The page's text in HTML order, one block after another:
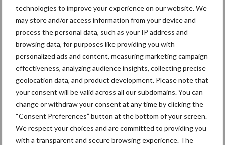
technologies to improve your experience on our website. We
may store and/or access information from your device and
process the personal data, such as your IP address and
browsing data, for purposes like providing you with
personalized ads and content, measuring marketing campaign
effectiveness, analyzing audience insights, collecting precise
geolocation data, and product development. Please note that
your consent will be valid across all our subdomains. You can
change or withdraw your consent at any time by clicking the
“Consent Preferences” button at the bottom of your screen.
We respect your choices and are committed to providing you
with a transparent and secure browsing experience. The
Sidebar
6 aug
"Hoge verwachtingen van schijven
voor kouters"
5 aug
Albourgh Tyres breidt uit naar
nieuwe marktsegmenten
Caterpillar breidt gamma
elektrische bulldozers uit